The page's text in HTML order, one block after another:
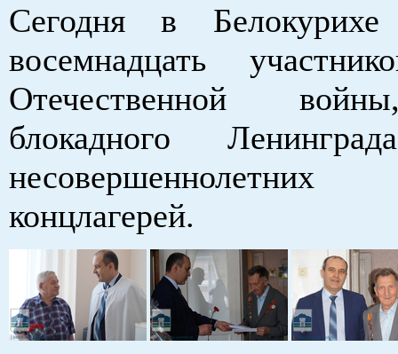
Сегодня в
восемнадцать
Отечественной
блокадного
концлагерей.